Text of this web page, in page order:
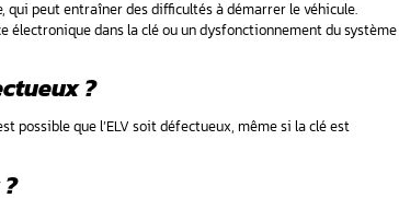
système antipollution ;
défectueuses par des pièces de rechange ;
le contrôle technique ;